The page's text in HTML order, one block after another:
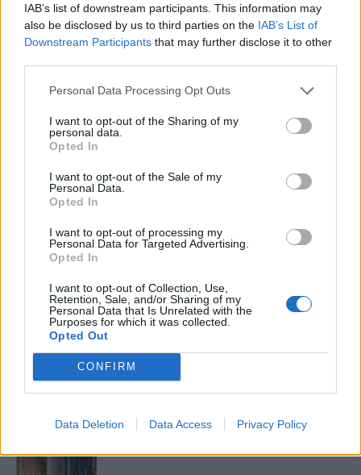
IAB’s list of downstream participants. This information may
also be disclosed by us to third parties on the IAB’s List of
Downstream Participants that may further disclose it to other
Personal Data Processing Opt Outs
I want to opt-out of the Sharing of my
personal data.
Opted In
I want to opt-out of the Sale of my
Personal Data.
Opted In
I want to opt-out of processing my
Personal Data for Targeted Advertising.
Opted In
I want to opt-out of Collection, Use,
Retention, Sale, and/or Sharing of my
Personal Data that Is Unrelated with the
Purposes for which it was collected.
Opted Out
CONFIRM
Data Deletion Data Access Privacy Policy
Pedig szóltam… – Miért nem hiszünk a
gyűjteménye
Elyna Robbs: Adéle és az örökölt árnyak
13. rész
Woody Allen megosztó zsenialitása